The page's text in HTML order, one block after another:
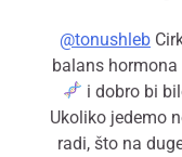
@tonushleb
balans hormona
i dobro bi
Ukoliko jedemo
radi, što na